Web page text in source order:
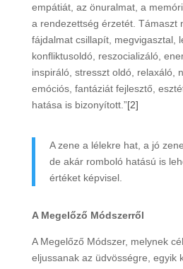
empátiát, az önuralmat, a
a rendezettség érzetét. Támaszt
fájdalmat csillapít, megvigasztal,
konfliktusoldó, reszocializáló,
inspiráló, stresszt oldó, relaxáló,
emóciós, fantáziát fejlesztő,
hatása is bizonyított.”[2]
A zene a lélekre hat, a jó
de akár romboló hatású is
értéket képvisel.
A Megelőző Módszerről
A Megelőző Módszer, melynek
eljussanak az üdvösségre, egyik